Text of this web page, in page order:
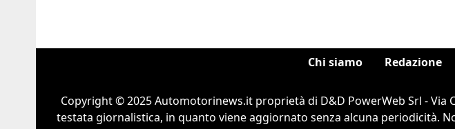
Chi siamo Redazione
Copyright © 2025 Automotorinews.it proprietà di D&D PowerWeb Srl - Via
testata giornalistica, in quanto viene aggiornato senza alcuna periodicità.